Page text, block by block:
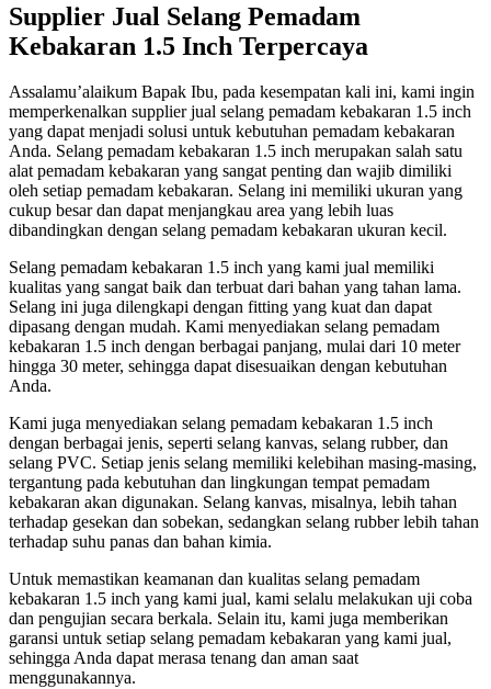
Supplier Jual Selang Pemadam
Kebakaran 1.5 Inch Terpercaya
Assalamu’alaikum Bapak Ibu, pada kesempatan kali ini, kami ingin
memperkenalkan supplier jual selang pemadam kebakaran 1.5 inch
yang dapat menjadi solusi untuk kebutuhan pemadam kebakaran
Anda. Selang pemadam kebakaran 1.5 inch merupakan salah satu
alat pemadam kebakaran yang sangat penting dan wajib dimiliki
oleh setiap pemadam kebakaran. Selang ini memiliki ukuran yang
cukup besar dan dapat menjangkau area yang lebih luas
dibandingkan dengan selang pemadam kebakaran ukuran kecil.
Selang pemadam kebakaran 1.5 inch yang kami jual memiliki
kualitas yang sangat baik dan terbuat dari bahan yang tahan lama.
Selang ini juga dilengkapi dengan fitting yang kuat dan dapat
dipasang dengan mudah. Kami menyediakan selang pemadam
kebakaran 1.5 inch dengan berbagai panjang, mulai dari 10 meter
hingga 30 meter, sehingga dapat disesuaikan dengan kebutuhan
Anda.
Kami juga menyediakan selang pemadam kebakaran 1.5 inch
dengan berbagai jenis, seperti selang kanvas, selang rubber, dan
selang PVC. Setiap jenis selang memiliki kelebihan masing-masing,
tergantung pada kebutuhan dan lingkungan tempat pemadam
kebakaran akan digunakan. Selang kanvas, misalnya, lebih tahan
terhadap gesekan dan sobekan, sedangkan selang rubber lebih tahan
terhadap suhu panas dan bahan kimia.
Untuk memastikan keamanan dan kualitas selang pemadam
kebakaran 1.5 inch yang kami jual, kami selalu melakukan uji coba
dan pengujian secara berkala. Selain itu, kami juga memberikan
garansi untuk setiap selang pemadam kebakaran yang kami jual,
sehingga Anda dapat merasa tenang dan aman saat
menggunakannya.